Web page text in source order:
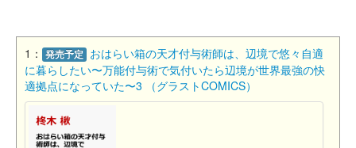
1： 発売予定 おはらい箱の天才付与術師は、辺境で悠々自適
に暮らしたい〜万能付与術で気付いたら辺境が世界最強の快
適拠点になっていた〜3 （グラストCOMICS）